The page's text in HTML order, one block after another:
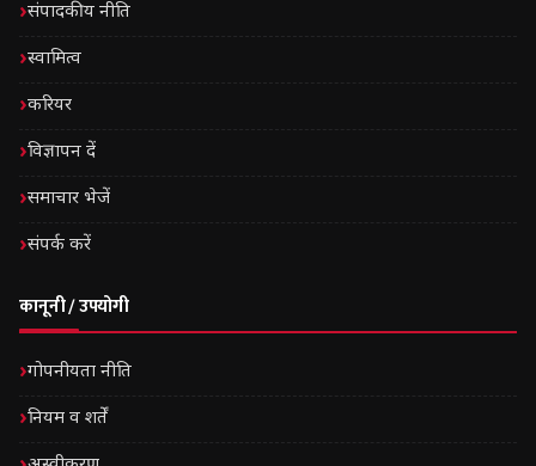
संपादकीय नीति
स्वामित्व
करियर
विज्ञापन दें
समाचार भेजें
संपर्क करें
कानूनी / उपयोगी
गोपनीयता नीति
नियम व शर्तें